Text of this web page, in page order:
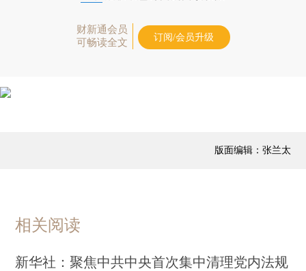
财新通会员
可畅读全文
订阅/会员升级
版面编辑：张兰太
相关阅读
新华社：聚焦中共中央首次集中清理党内法规